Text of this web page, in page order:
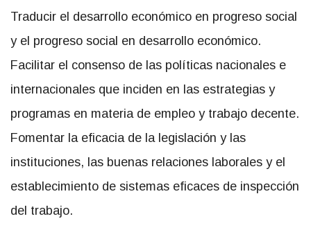
Traducir el desarrollo económico en progreso social
y el progreso social en desarrollo económico.
Facilitar el consenso de las políticas nacionales e
internacionales que inciden en las estrategias y
programas en materia de empleo y trabajo decente.
Fomentar la eficacia de la legislación y las
instituciones, las buenas relaciones laborales y el
establecimiento de sistemas eficaces de inspección
del trabajo.